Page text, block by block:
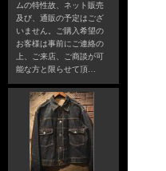
ムの特性故、ネット販売
及び、通販の予定はござ
いません。ご購入希望の
お客様は事前にご連絡の
上、ご来店、ご商談が可
能な方と限らせて頂…